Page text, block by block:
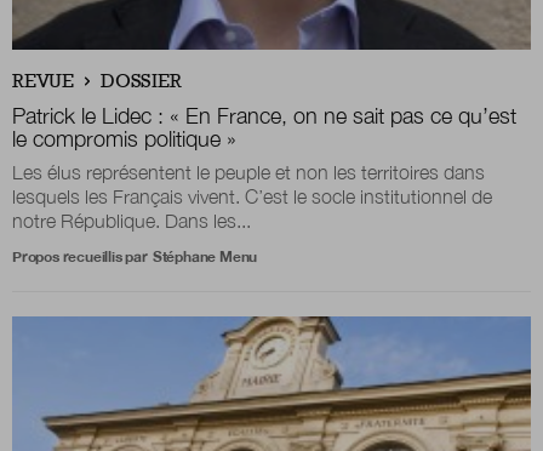
Nous suivre
REVUE DOSSIER
Patrick le Lidec : « En France, on ne sait pas ce qu’est
le compromis politique »
Les élus représentent le peuple et non les territoires dans
lesquels les Français vivent. C’est le socle institutionnel de
notre République. Dans les...
Propos recueillis par Stéphane Menu